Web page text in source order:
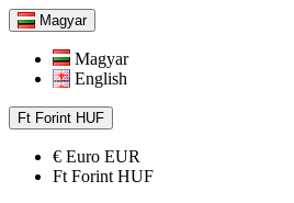
Magyar
Magyar
English
Ft Forint HUF
€ Euro EUR
Ft Forint HUF